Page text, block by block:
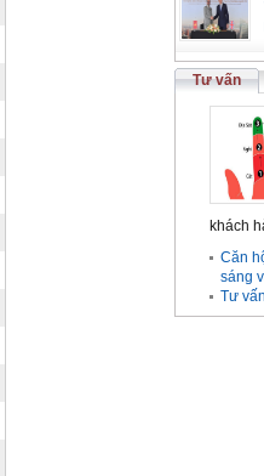
Tư vấn
khách
Căn
sáng
Tư